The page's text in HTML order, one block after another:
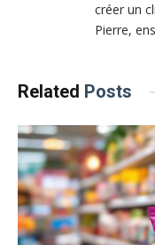
créer un
Pierre,
Related Posts